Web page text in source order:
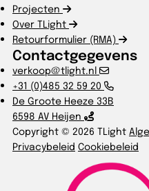
Projecten
Over TLight
Retourformulier (RMA)
Contactgegevens
verkoop@tlight.nl
+31 (0)485 32 59 20
De Groote Heeze 33B
6598 AV Heijen
Copyright © 2026 TLight
Privacybeleid Cookiebeleid